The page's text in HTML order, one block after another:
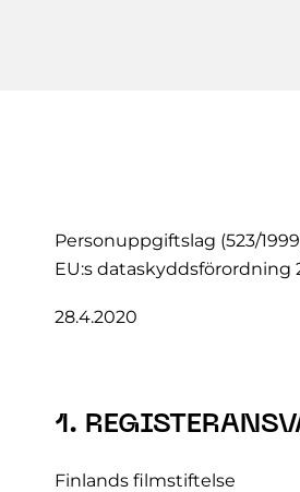
Personuppgiftslag (523/
EU:s dataskyddsförordning
28.4.2020
1.
Finlands filmstiftelse